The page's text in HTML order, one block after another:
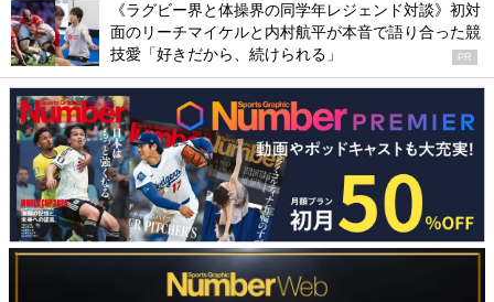
《ラグビー界と体操界の同学年レジェンド対談》初対
面のリーチマイケルと内村航平が本音で語り合った競
技愛「好きだから、続けられる」
PR